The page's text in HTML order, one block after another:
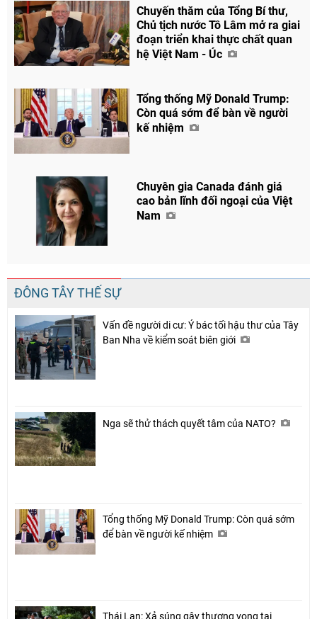
Chia sẻ
Facebook
Chuyến thăm của Tổng Bí thư,
Chủ tịch nước Tô Lâm mở ra giai
đoạn triển khai thực chất quan
hệ Việt Nam - Úc
Tổng thống Mỹ Donald Trump:
Còn quá sớm để bàn về người
kế nhiệm
Chuyên gia Canada đánh giá
cao bản lĩnh đối ngoại của Việt
Nam
ĐÔNG TÂY THẾ SỰ
Vấn đề người di cư: Ý bác tối hậu thư của Tây
Ban Nha về kiểm soát biên giới
Nga sẽ thử thách quyết tâm của NATO?
Tổng thống Mỹ Donald Trump: Còn quá sớm
để bàn về người kế nhiệm
Thái Lan: Xả súng gây thương vong tại